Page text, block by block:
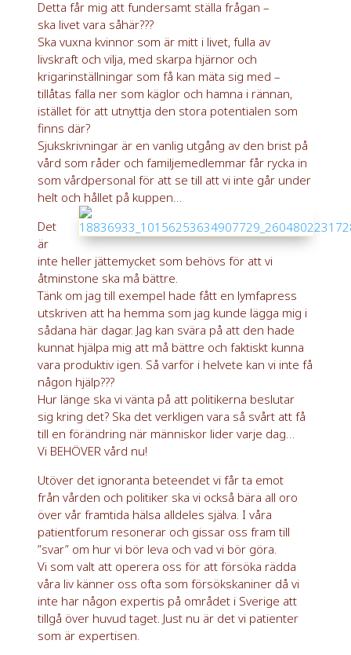
Detta får mig att fundersamt ställa frågan –
ska livet vara såhär???
Ska vuxna kvinnor som är mitt i livet, fulla av
livskraft och vilja, med skarpa hjärnor och
krigarinställningar som få kan mäta sig med –
tillåtas falla ner som käglor och hamna i rännan,
istället för att utnyttja den stora potentialen som
finns där?
Sjukskrivningar är en vanlig utgång av den brist på
vård som råder och familjemedlemmar får rycka in
som vårdpersonal för att se till att vi inte går under
helt och hållet på kuppen…
Det
är
inte heller jättemycket som behövs för att vi
åtminstone ska må bättre.
Tänk om jag till exempel hade fått en lymfapress
utskriven att ha hemma som jag kunde lägga mig i
sådana här dagar. Jag kan svära på att den hade
kunnat hjälpa mig att må bättre och faktiskt kunna
vara produktiv igen. Så varför i helvete kan vi inte få
någon hjälp???
Hur länge ska vi vänta på att politikerna beslutar
sig kring det? Ska det verkligen vara så svårt att få
till en förändring när människor lider varje dag…
Vi BEHÖVER vård nu!
Utöver det ignoranta beteendet vi får ta emot
från vården och politiker ska vi också bära all oro
över vår framtida hälsa alldeles själva. I våra
patientforum resonerar och gissar oss fram till
”svar” om hur vi bör leva och vad vi bör göra.
Vi som valt att operera oss för att försöka rädda
våra liv känner oss ofta som försökskaniner då vi
inte har någon expertis på området i Sverige att
tillgå över huvud taget. Just nu är det vi patienter
som är expertisen.